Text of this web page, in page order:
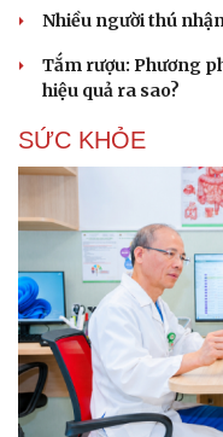
Nhiều người thú
Tắm rượu: Phương
hiệu quả ra sao?
SỨC KHỎE